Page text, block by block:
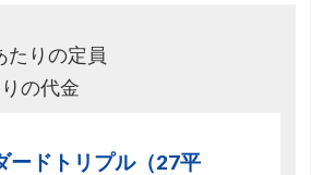
たりの定員
の代金
ドトリプル（27平